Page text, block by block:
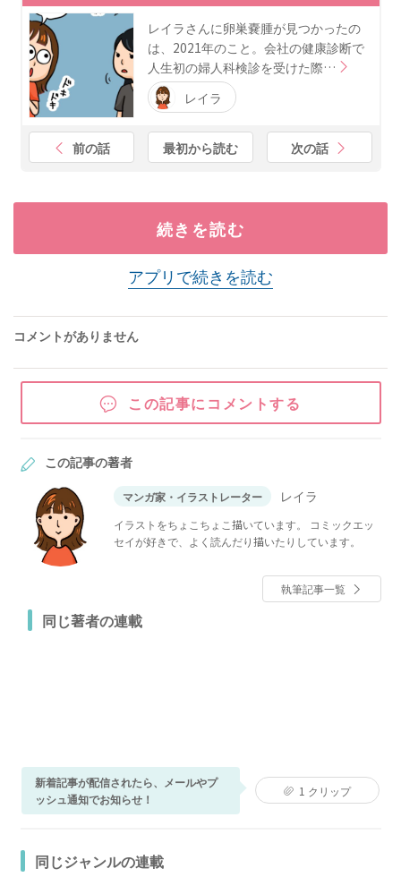
レイラさんに卵巣嚢腫が見つかったの
は、2021年のこと。会社の健康診断で
人生初の婦人科検診を受けた際…
レイラ
前の話 最初から読む 次の話
続きを読む
アプリで続きを読む
コメントがありません
この記事にコメントする
この記事の著者
マンガ家・イラストレーター レイラ
イラストをちょこちょこ描いています。 コミックエッ
セイが好きで、よく読んだり描いたりしています。
執筆記事一覧
同じ著者の連載
新着記事が配信されたら、メールやプ
ッシュ通知でお知らせ！
1 クリップ
同じジャンルの連載